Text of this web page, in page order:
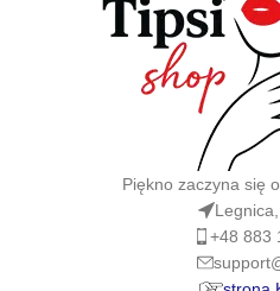
Piękno zaczyna się
+48 883